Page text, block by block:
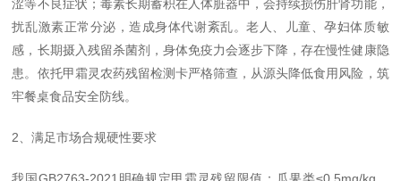
涩等不良症状；毒素长期蓄积在人体脏器中，会持续损伤肝肾功能，
扰乱激素正常分泌，造成身体代谢紊乱。老人、儿童、孕妇体质敏
感，长期摄入残留杀菌剂，身体免疫力会逐步下降，存在慢性健康隐
患。依托甲霜灵农药残留检测卡严格筛查，从源头降低食用风险，筑
牢餐桌食品安全防线。
2、满足市场合规硬性要求